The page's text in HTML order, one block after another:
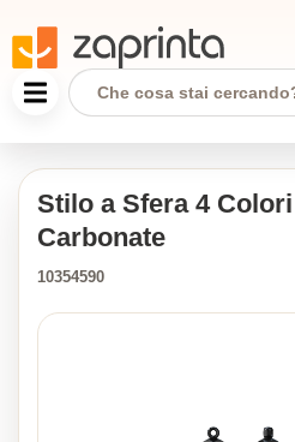
Stilo a Sfera 4
Carbonate
10354590